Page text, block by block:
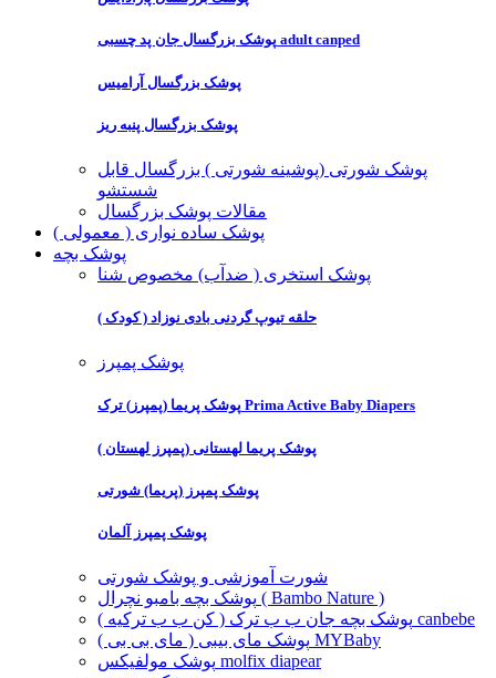
پوشک بزرگسال جان پد چسبی adult canped
پوشک بزرگسال آرامیس
پوشک بزرگسال پنبه ریز
پوشک شورتی (پوشینه شورتی ) بزرگسال قابل
شستشو
مقالات پوشک بزرگسال
پوشک ساده نواری ( معمولی )
پوشک بچه
پوشک استخری ( ضدآب) مخصوص شنا
حلقه تیوپ گردنی بادی نوزاد ( کودک )
پوشک پمپرز
پوشک پریما (پمپرز) ترک Prima Active Baby Diapers
پوشک پریما لهستانی (پمپرز لهستان )
پوشک پمپرز (پریما) شورتی
پوشک پمپرز آلمان
شورت آموزشی و پوشک شورتی
پوشک بچه بامبو نچرال ( Bambo Nature )
پوشک بچه جان ب ب ترک ( کن ب ب ترکیه ) canbebe
پوشک مای بیبی ( مای بی بی ) MYBaby
پوشک مولفیکس molfix diapear